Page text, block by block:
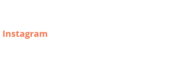
Instagram